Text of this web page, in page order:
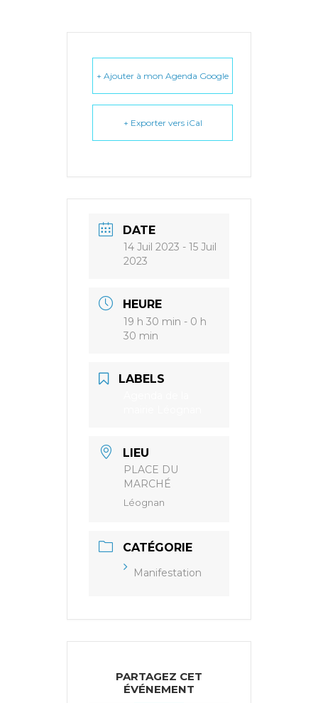
+ Ajouter à mon Agenda Google
+ Exporter vers iCal
DATE
14 Juil 2023 - 15 Juil
2023
HEURE
19 h 30 min - 0 h
30 min
LABELS
LIEU
PLACE DU
MARCHÉ
Léognan
CATÉGORIE
Manifestation
PARTAGEZ CET
ÉVÉNEMENT